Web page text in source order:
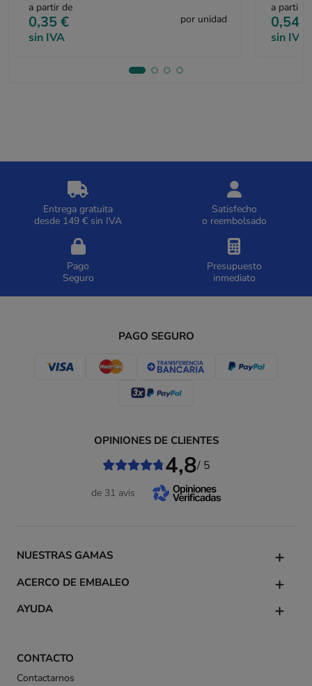
a partir de
0,35 €
sin IVA
por unidad
a partir
0,54 €
sin IVA
Entrega gratuita
desde 149 € sin IVA
Satisfecho
o reembolsado
Pago
Seguro
Presupuesto
inmediato
PAGO SEGURO
CONTACTO
Contactarnos
NUESTRAS GAMAS
ACERCO DE EMBALEO
AYUDA
OPINIONES DE CLIENTES
4,8/ 5
de 31 avis